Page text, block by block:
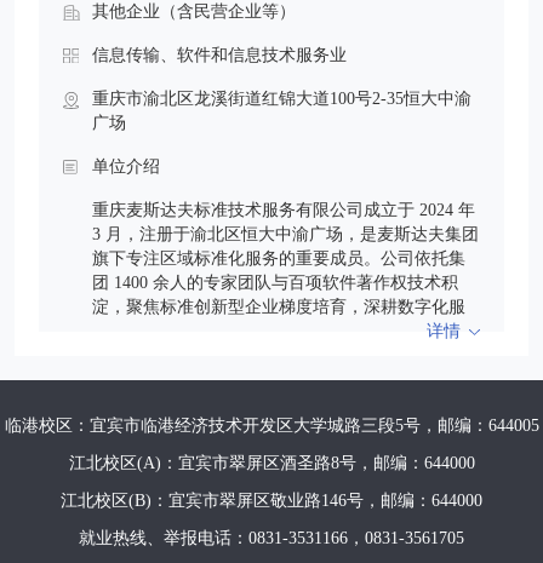
其他企业（含民营企业等）
信息传输、软件和信息技术服务业
重庆市渝北区龙溪街道红锦大道100号2-35恒大中渝
广场
单位介绍
重庆麦斯达夫标准技术服务有限公司成立于 2024 年
3 月，注册于渝北区恒大中渝广场，是麦斯达夫集团
旗下专注区域标准化服务的重要成员。公司依托集
团 1400 余人的专家团队与百项软件著作权技术积
淀，聚焦标准创新型企业梯度培育，深耕数字化服
务领域。主营标准化服务、认证咨询、知识产权服
设、数字化解决方案等 “标准化 +” 服务，助力企业
详情
临港校区：宜宾市临港经济技术开发区大学城路三段5号，邮编：644005
江北校区(A)：宜宾市翠屏区酒圣路8号，邮编：644000
江北校区(B)：宜宾市翠屏区敬业路146号，邮编：644000
就业热线、举报电话：0831-3531166，0831-3561705